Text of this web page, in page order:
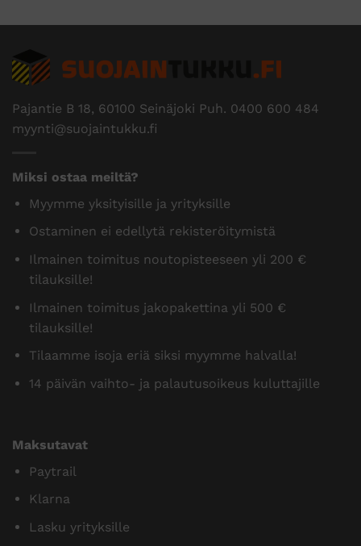
Pajantie B 18, 60100 Seinäjoki Puh. 0400 600 484
myynti@suojaintukku.fi
Miksi ostaa meiltä?
Myymme yksityisille ja yrityksille
Ostaminen ei edellytä rekisteröitymistä
Ilmainen toimitus noutopisteeseen yli 200 €
tilauksille!
Ilmainen toimitus jakopakettina yli 500 €
tilauksille!
Tilaamme isoja eriä siksi myymme halvalla!
14 päivän vaihto- ja palautusoikeus kuluttajille
Maksutavat
Paytrail
Klarna
Lasku yrityksille